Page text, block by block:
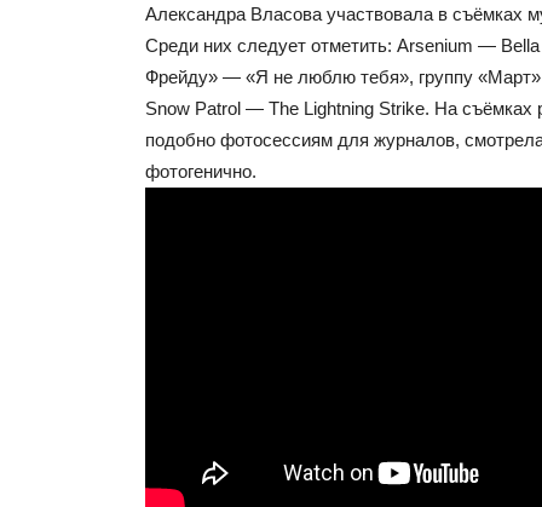
Александра Власова участвовала в съёмках
Среди них следует отметить: Arsenium — Bella
Фрейду» — «Я не люблю тебя», группу
Snow Patrol — The Lightning Strike. На съёмках
подобно фотосессиям для журналов,
фотогенично.